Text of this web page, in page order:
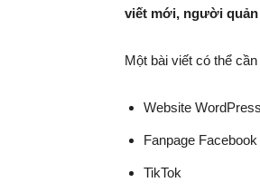
viết mới, người quản
Một bài viết có thể
Website WordPress
Fanpage Facebook
TikTok